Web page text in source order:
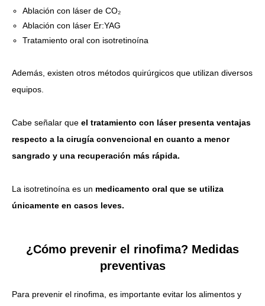
Ablación con láser de CO₂
Ablación con láser Er:YAG
Tratamiento oral con isotretinoína
Además, existen otros métodos quirúrgicos que utilizan diversos
equipos.
Cabe señalar que el tratamiento con láser presenta ventajas
respecto a la cirugía convencional en cuanto a menor
sangrado y una recuperación más rápida.
La isotretinoína es un medicamento oral que se utiliza
únicamente en casos leves.
¿Cómo prevenir el rinofima? Medidas
preventivas
Para prevenir el rinofima, es importante evitar los alimentos y